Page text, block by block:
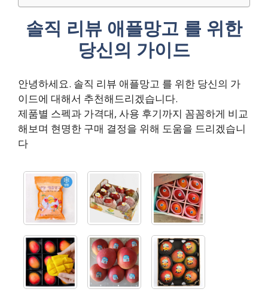
솔직 리뷰 애플망고 를 위한
당신의 가이드
안녕하세요. 솔직 리뷰 애플망고 를 위한 당신의 가
이드에 대해서 추천해드리겠습니다.
제품별 스펙과 가격대, 사용 후기까지 꼼꼼하게 비교
해보며 현명한 구매 결정을 위해 도움을 드리겠습니
다